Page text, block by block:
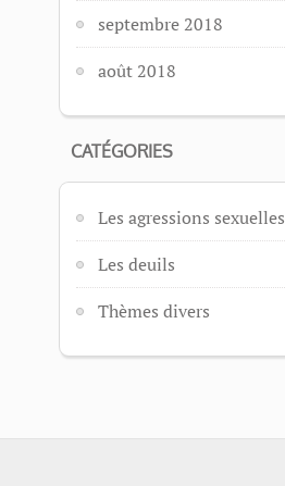
septembre 2018
août 2018
CATÉGORIES
Les agressions sexuelles
Les deuils
Thèmes divers